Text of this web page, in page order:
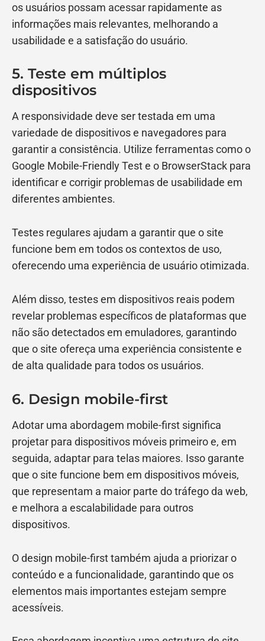
os usuários possam acessar rapidamente as
informações mais relevantes, melhorando a
usabilidade e a satisfação do usuário.
5. Teste em múltiplos
dispositivos
A responsividade deve ser testada em uma
variedade de dispositivos e navegadores para
garantir a consistência. Utilize ferramentas como o
Google Mobile-Friendly Test e o BrowserStack para
identificar e corrigir problemas de usabilidade em
diferentes ambientes.
Testes regulares ajudam a garantir que o site
funcione bem em todos os contextos de uso,
oferecendo uma experiência de usuário otimizada.
Além disso, testes em dispositivos reais podem
revelar problemas específicos de plataformas que
não são detectados em emuladores, garantindo
que o site ofereça uma experiência consistente e
de alta qualidade para todos os usuários.
6. Design mobile-first
Adotar uma abordagem mobile-first significa
projetar para dispositivos móveis primeiro e, em
seguida, adaptar para telas maiores. Isso garante
que o site funcione bem em dispositivos móveis,
que representam a maior parte do tráfego da web,
e melhora a escalabilidade para outros
dispositivos.
O design mobile-first também ajuda a priorizar o
conteúdo e a funcionalidade, garantindo que os
elementos mais importantes estejam sempre
acessíveis.